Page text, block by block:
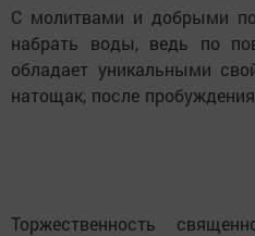
С молитвами и добрыми
набрать воды, ведь по
обладает уникальными
натощак, после
Торжественность